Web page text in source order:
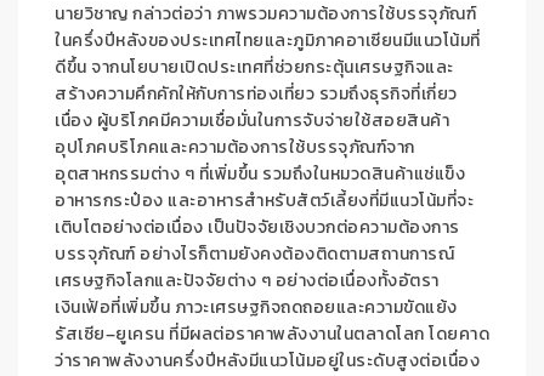
นายวิชาญกล่าวต่อว่า ภาพรวมความต้องการใช้บรรจุภัณฑ์
ในครึ่งปีหลังของประเทศไทยและภูมิภาคอาเซียนมีแนวโน้มที่
ดีขึ้น จากนโยบายเปิดประเทศที่ช่วยกระตุ้นเศรษฐกิจและ
สร้างความคึกคักให้กับการท่องเที่ยว รวมถึงธุรกิจที่เกี่ยว
เนื่อง ผู้บริโภคมีความเชื่อมั่นในการจับจ่ายใช้สอยสินค้า
อุปโภคบริโภคและความต้องการใช้บรรจุภัณฑ์จาก
อุตสาหกรรมต่าง ๆ ที่เพิ่มขึ้น รวมถึงในหมวดสินค้าแช่แข็ง
อาหารกระป๋อง และอาหารสำหรับสัตว์เลี้ยงที่มีแนวโน้มที่จะ
เติบโตอย่างต่อเนื่อง เป็นปัจจัยเชิงบวกต่อความต้องการ
บรรจุภัณฑ์ อย่างไรก็ตามยังคงต้องติดตามสถานการณ์
เศรษฐกิจโลกและปัจจัยต่าง ๆ อย่างต่อเนื่องทั้งอัตรา
เงินเฟ้อที่เพิ่มขึ้น ภาวะเศรษฐกิจถดถอยและความขัดแย้ง
รัสเซีย–ยูเครน ที่มีผลต่อราคาพลังงานในตลาดโลกโดยคาด
ว่าราคาพลังงานครึ่งปีหลังมีแนวโน้มอยู่ในระดับสูงต่อเนื่อง